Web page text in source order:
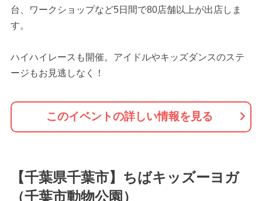
台、ワークショップなど5日間で80店舗以上が出店しま
す。
ハイハイレースも開催。アイドルやキッズダンスのステ
ージもお見逃しなく！
このイベントの詳しい情報を見る
【千葉県千葉市】ちばキッズーヨガ
（千葉市動物公園）